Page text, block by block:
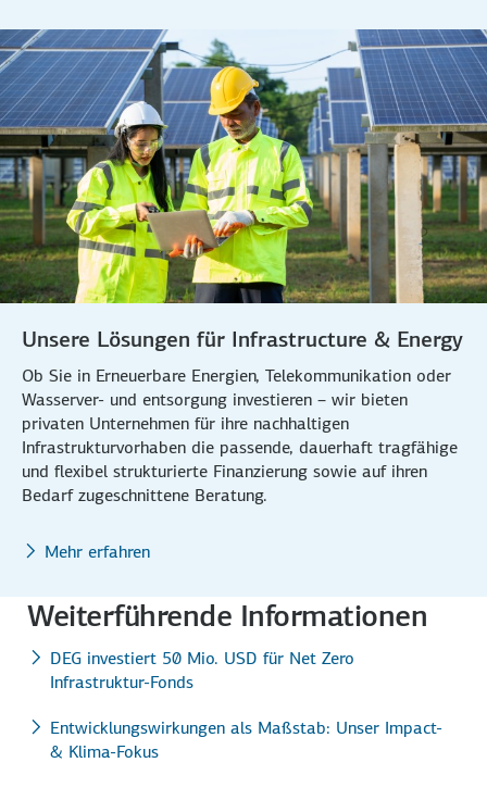
Unsere Lösungen für Infrastructure & Energy
Ob Sie in Erneuerbare Energien, Telekommunikation oder
Wasserver- und entsorgung investieren – wir bieten
privaten Unternehmen für ihre nachhaltigen
Infrastrukturvorhaben die passende, dauerhaft tragfähige
und flexibel strukturierte Finanzierung sowie auf ihren
Bedarf zugeschnittene Beratung.
Mehr erfahren
Weiterführende Informationen
DEG investiert 50 Mio. USD für Net Zero
Infrastruktur-Fonds
Entwicklungswirkungen als Maßstab: Unser Impact-
& Klima-Fokus